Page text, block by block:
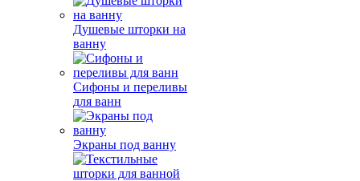
Душевые шторки на
ванну
Сифоны и переливы
для ванн
Экраны под ванну